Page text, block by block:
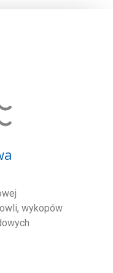
wykopów